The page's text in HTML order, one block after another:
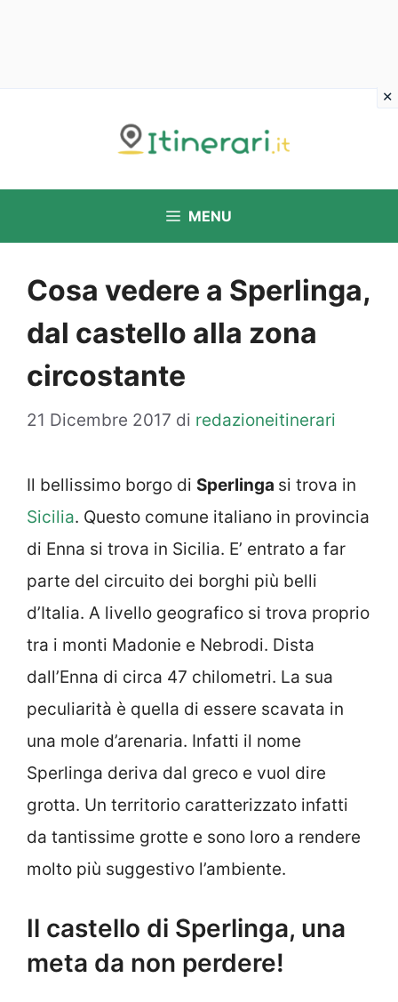
MENU
Cosa vedere a Sperlinga,
dal castello alla zona
circostante
21 Dicembre 2017 di redazioneitinerari
Il bellissimo borgo di Sperlinga si trova in
Sicilia. Questo comune italiano in provincia
di Enna si trova in Sicilia. E’ entrato a far
parte del circuito dei borghi più belli
d’Italia. A livello geografico si trova proprio
tra i monti Madonie e Nebrodi. Dista
dall’Enna di circa 47 chilometri. La sua
peculiarità è quella di essere scavata in
una mole d’arenaria. Infatti il nome
Sperlinga deriva dal greco e vuol dire
grotta. Un territorio caratterizzato infatti
da tantissime grotte e sono loro a rendere
molto più suggestivo l’ambiente.
Il castello di Sperlinga, una
meta da non perdere!